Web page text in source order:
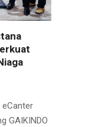
GAIKINDO